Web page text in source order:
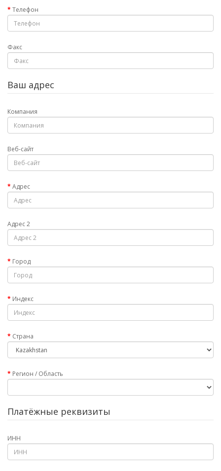
Телефон
Факс
Ваш адрес
Компания
Веб-сайт
Адрес
Адрес 2
Город
Индекс
Страна
Регион / Область
Платёжные реквизиты
ИНН